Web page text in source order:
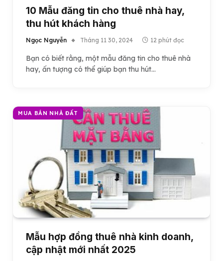
10 Mẫu đăng tin cho thuê nhà hay,
thu hút khách hàng
Ngọc Nguyễn Tháng 11 30, 2024 12 phút đọc
Bạn có biết rằng, một mẫu đăng tin cho thuê nhà
hay, ấn tượng có thể giúp bạn thu hút…
MUA BÁN NHÀ ĐẤT
Mẫu hợp đồng thuê nhà kinh doanh,
cập nhật mới nhất 2025